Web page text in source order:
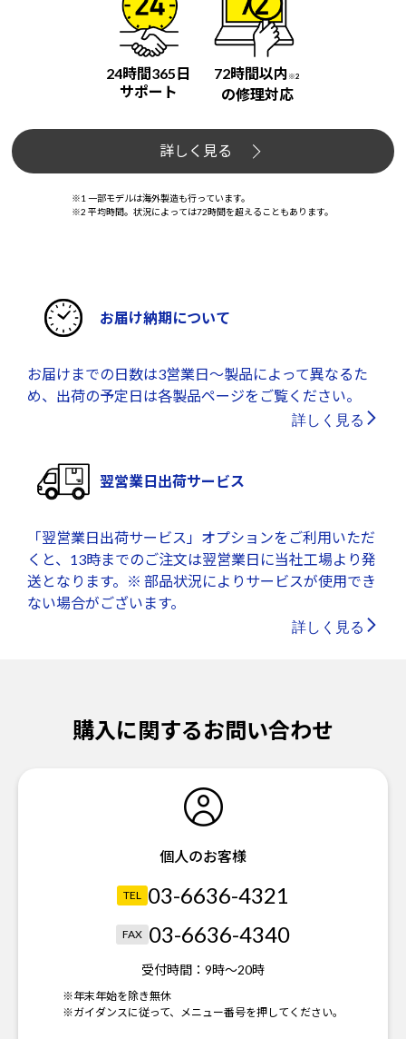
24時間365日
サポート
72時間以内 ※2
の修理対応
詳しく見る
※1 一部モデルは海外製造も行っています。
※2 平均時間。状況によっては72時間を超えることもあります。
お届け納期について
お届けまでの日数は3営業日～製品によって異なるた
め、出荷の予定日は各製品ページをご覧ください。
詳しく見る
翌営業日出荷サービス
「翌営業日出荷サービス」オプションをご利用いただ
くと、13時までのご注文は翌営業日に当社工場より発
送となります。※ 部品状況によりサービスが使用でき
ない場合がございます。
詳しく見る
購入に関するお問い合わせ
個人のお客様
TEL 03-6636-4321
FAX 03-6636-4340
受付時間： 9時～20時
※年末年始を除き無休
※ガイダンスに従って、メニュー番号を押してください。